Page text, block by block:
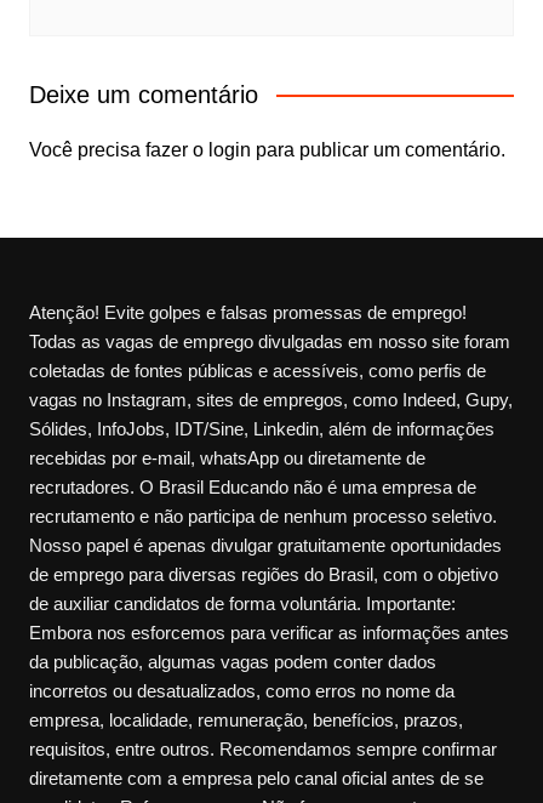
Deixe um comentário
Você precisa fazer o login para publicar um comentário.
Atenção! Evite golpes e falsas promessas de emprego!
Todas as vagas de emprego divulgadas em nosso site foram
coletadas de fontes públicas e acessíveis, como perfis de
vagas no Instagram, sites de empregos, como Indeed, Gupy,
Sólides, InfoJobs, IDT/Sine, Linkedin, além de informações
recebidas por e-mail, whatsApp ou diretamente de
recrutadores. O Brasil Educando não é uma empresa de
recrutamento e não participa de nenhum processo seletivo.
Nosso papel é apenas divulgar gratuitamente oportunidades
de emprego para diversas regiões do Brasil, com o objetivo
de auxiliar candidatos de forma voluntária. Importante:
Embora nos esforcemos para verificar as informações antes
da publicação, algumas vagas podem conter dados
incorretos ou desatualizados, como erros no nome da
empresa, localidade, remuneração, benefícios, prazos,
requisitos, entre outros. Recomendamos sempre confirmar
diretamente com a empresa pelo canal oficial antes de se